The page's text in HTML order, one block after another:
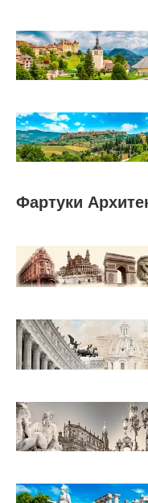
Фартуки